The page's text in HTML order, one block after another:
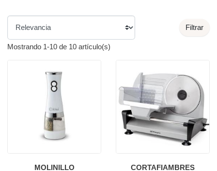
Filtrar
Mostrando 1-10 de 10 artículo(s)
MOLINILLO
CORTAFIAMBRES